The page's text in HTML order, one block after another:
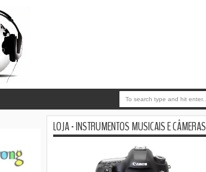
LOJA - INSTRUMENTOS MUSICAIS E CÂMERAS